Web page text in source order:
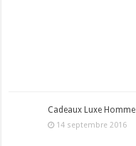
Cadeaux Luxe
14 septembre 2016